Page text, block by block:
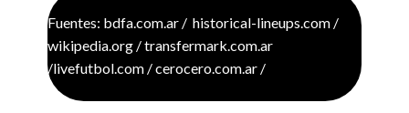
Fuentes: bdfa.com.ar / historical-lineups.com /
wikipedia.org / transfermark.com.ar
/livefutbol.com / cerocero.com.ar /